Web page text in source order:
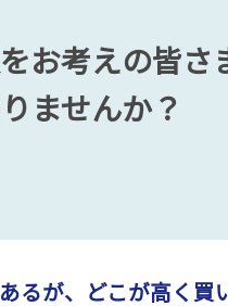
お考えの皆さ
ませんか？
るが、どこが高く買